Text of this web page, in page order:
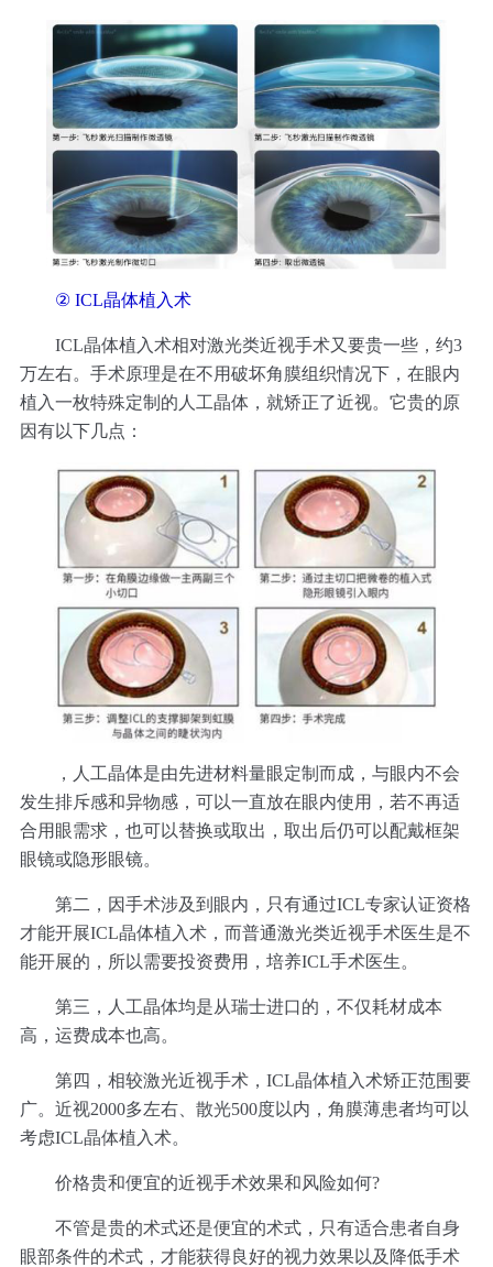
② ICL晶体植入术
ICL晶体植入术相对激光类近视手术又要贵一些，约3
万左右。手术原理是在不用破坏角膜组织情况下，在眼内
植入一枚特殊定制的人工晶体，就矫正了近视。它贵的原
因有以下几点：
，人工晶体是由先进材料量眼定制而成，与眼内不会
发生排斥感和异物感，可以一直放在眼内使用，若不再适
合用眼需求，也可以替换或取出，取出后仍可以配戴框架
眼镜或隐形眼镜。
第二，因手术涉及到眼内，只有通过ICL专家认证资格
才能开展ICL晶体植入术，而普通激光类近视手术医生是不
能开展的，所以需要投资费用，培养ICL手术医生。
第三，人工晶体均是从瑞士进口的，不仅耗材成本
高，运费成本也高。
第四，相较激光近视手术，ICL晶体植入术矫正范围要
广。近视2000多左右、散光500度以内，角膜薄患者均可以
考虑ICL晶体植入术。
价格贵和便宜的近视手术效果和风险如何?
不管是贵的术式还是便宜的术式，只有适合患者自身
眼部条件的术式，才能获得良好的视力效果以及降低手术